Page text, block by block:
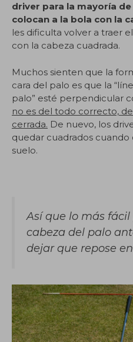
driver para la mayoría
colocan a la bola con la
les dificulta volver a traer
con la cabeza cuadrada.
Muchos sienten que la
cara del palo es que la
palo” esté perpendicular
no es del todo correcto,
cerrada. De nuevo, los
quedar cuadrados
suelo.
Así que lo más
cabeza del palo
dejar que repose